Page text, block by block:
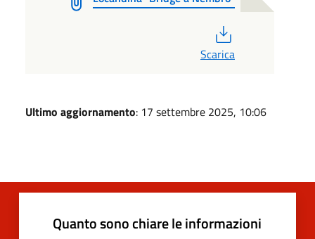
Scarica
Ultimo aggiornamento: 17 settembre 2025, 10:06
Quanto sono chiare le informazioni